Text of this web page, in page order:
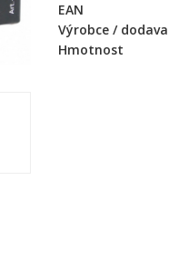
EAN
Výrobce /
Hmotnost